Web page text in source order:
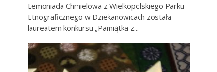
Lemoniada Chmielowa z Wielkopolskiego Parku
Etnograficznego w Dziekanowicach została
laureatem konkursu „Pamiątka z...